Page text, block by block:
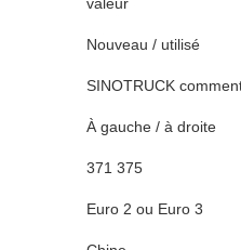
Nouveau / utilisé
SINOTRUCK
À gauche / à droite
371 375
Euro 2 ou Euro 3